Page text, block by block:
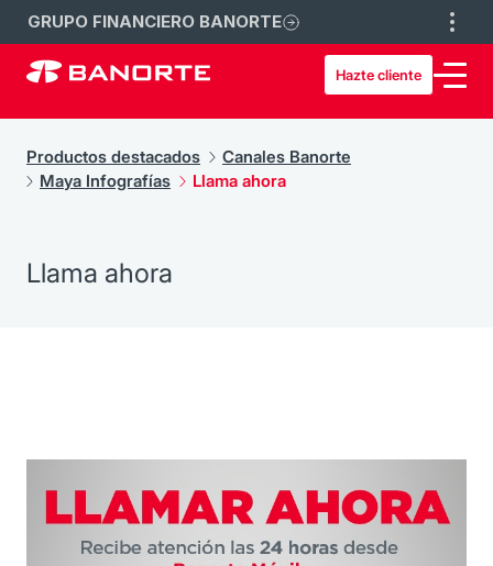
GRUPO FINANCIERO BANORTE
Hazte cliente
Productos destacados
Canales Banorte
Maya Infografías
Llama ahora
Llama ahora